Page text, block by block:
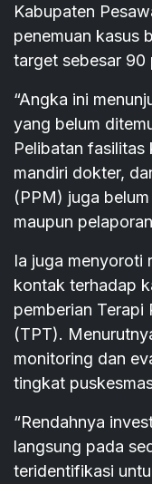
Kabupaten
penemuan kasus
target sebesar 90
“Angka ini
yang belum
Pelibatan
mandiri dokter,
(PPM) juga
maupun
Ia juga menyoroti
kontak terhadap
pemberian Terapi
(TPT).
monitoring dan
tingkat
“Rendahnya
langsung pada
teridentifikasi